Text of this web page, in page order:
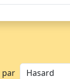
par